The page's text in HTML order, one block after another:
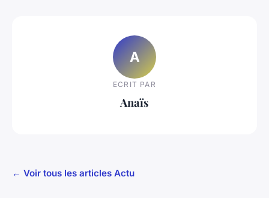
A
ECRIT PAR
Anaïs
← Voir tous les articles Actu